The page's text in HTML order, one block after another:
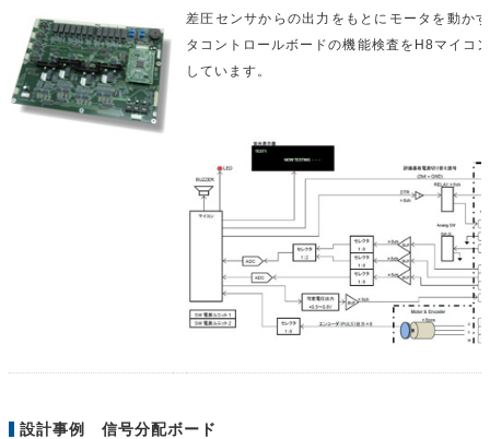
差圧センサからの出力をもとにモータを動か
タコントロールボードの機能検査をH8マイコ
しています。
設計事例 信号分配ボード